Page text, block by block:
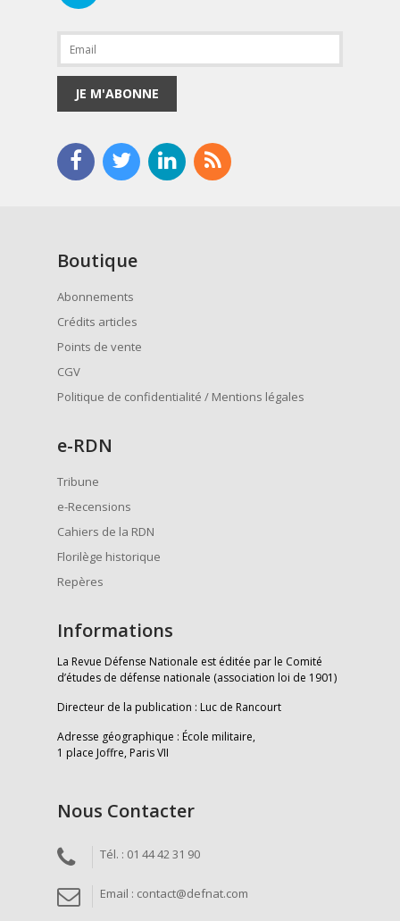
JE M'ABONNE
Boutique
Abonnements
Crédits articles
Points de vente
CGV
Politique de confidentialité / Mentions légales
e-RDN
Tribune
e-Recensions
Cahiers de la RDN
Florilège historique
Repères
Informations
La Revue Défense Nationale est éditée par le Comité
d’études de défense nationale (association loi de 1901)
Directeur de la publication : Luc de Rancourt
Adresse géographique : École militaire,
1 place Joffre, Paris VII
Nous Contacter
Tél. : 01 44 42 31 90
Email : contact@defnat.com